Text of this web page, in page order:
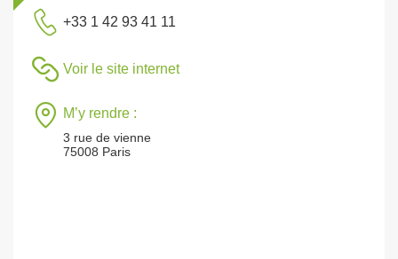
+33 1 42 93 41 11
Voir le site internet
M’y rendre :
3 rue de vienne
75008 Paris